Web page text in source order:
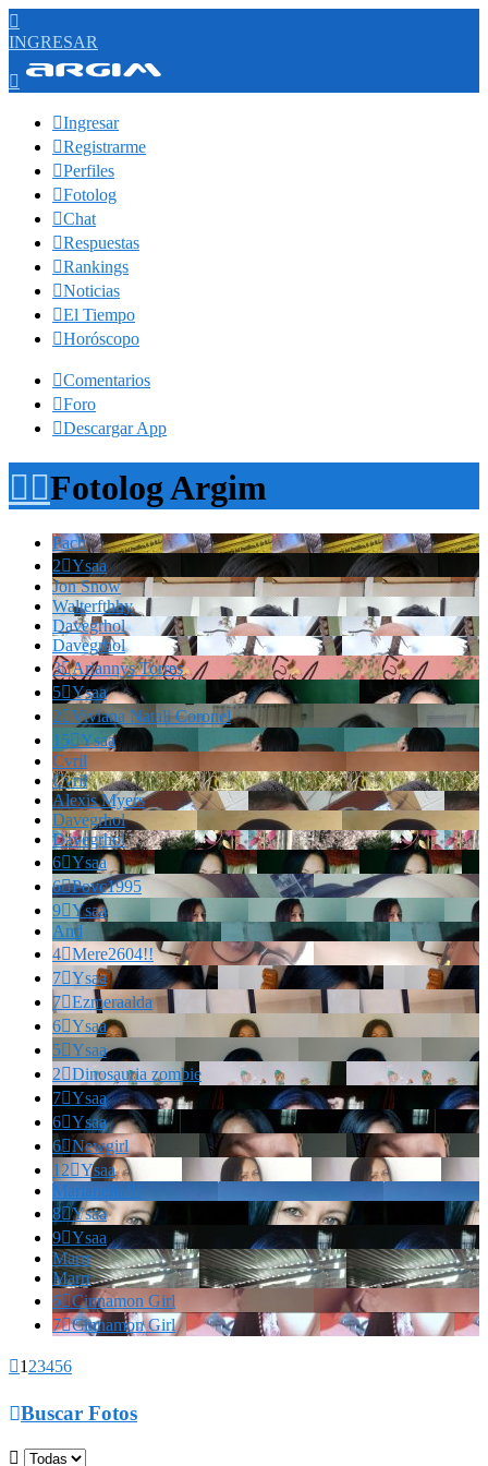

INGRESAR

Ingresar
Registrarme
Perfiles
Fotolog
Chat
Respuestas
Rankings
Noticias
El Tiempo
Horóscopo
Comentarios
Foro
Descargar App
Fotolog Argim
Pach
2Ysaa
Jon Snow
Walterfthhy
Davegrhol
Davegrhol
3Ariannys Torres
5Ysaa
2Viviana Natali Coronel
15Ysaa
Cvril
Cvril
Alexis Myers
Davegrhol
Davegrhol
6Ysaa
6Povc1995
9Ysaa
And
4Mere2604!!
7Ysaa
7Ezmeraalda
6Ysaa
5Ysaa
2Dinosauria zombie
7Ysaa
6Ysaa
6Newgirl
12Ysaa
Marianella!!!
8Ysaa
9Ysaa
Marrr
Marrr
6Cinnamon Girl
7Cinnamon Girl
1 23456
Buscar Fotos
